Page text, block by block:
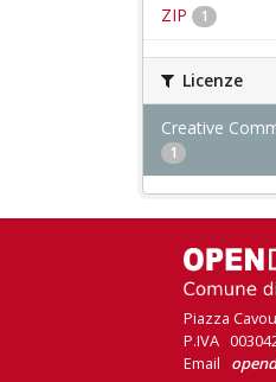
ZIP 1
Licenze
Creative
1
Piazza
P.IVA
Email